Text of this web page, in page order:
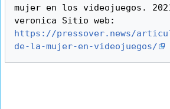
mujer en los videojuegos.
https://pressover.news/
de-la-mujer-en-videojuegos/